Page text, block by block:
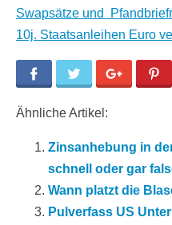
Swapsätze und
10j. Staatsanleihen Euro
Facebook Twitter Google+
Ähnliche Artikel:
Zinsanhebung in
schnell oder gar
Wann platzt die
Pulverfass US